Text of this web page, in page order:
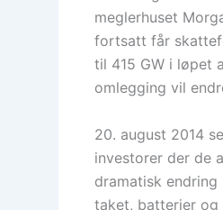
meglerhuset
fortsatt får
til 415 GW i løpet
omlegging vil
20. august 2014
investorer der de
dramatisk endring
taket, batterier og